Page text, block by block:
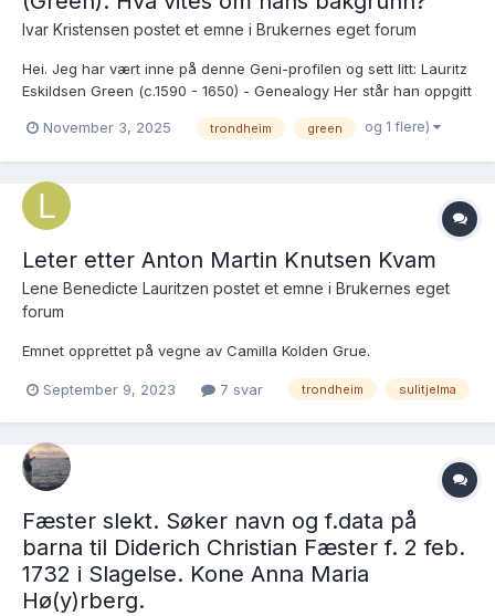
Ivar Kristensen postet et emne i Brukernes eget forum
Hei. Jeg har vært inne på denne Geni-profilen og sett litt: Lauritz
Eskildsen Green (c.1590 - 1650) - Genealogy Her står han oppgitt
Sverige, og Lisbeth Andersdatter. Jeg ser imidlertid ikke at det er
November 3, 2025 trondheim green og 1 flere)
Leter etter Anton Martin Knutsen Kvam
Lene Benedicte Lauritzen postet et emne i Brukernes eget
forum
Emnet opprettet på vegne av Camilla Kolden Grue.
September 9, 2023 7 svar trondheim sulitjelma
Fæster slekt. Søker navn og f.data på
barna til Diderich Christian Fæster f. 2 feb.
1732 i Slagelse. Kone Anna Maria
Hø(y)rberg.